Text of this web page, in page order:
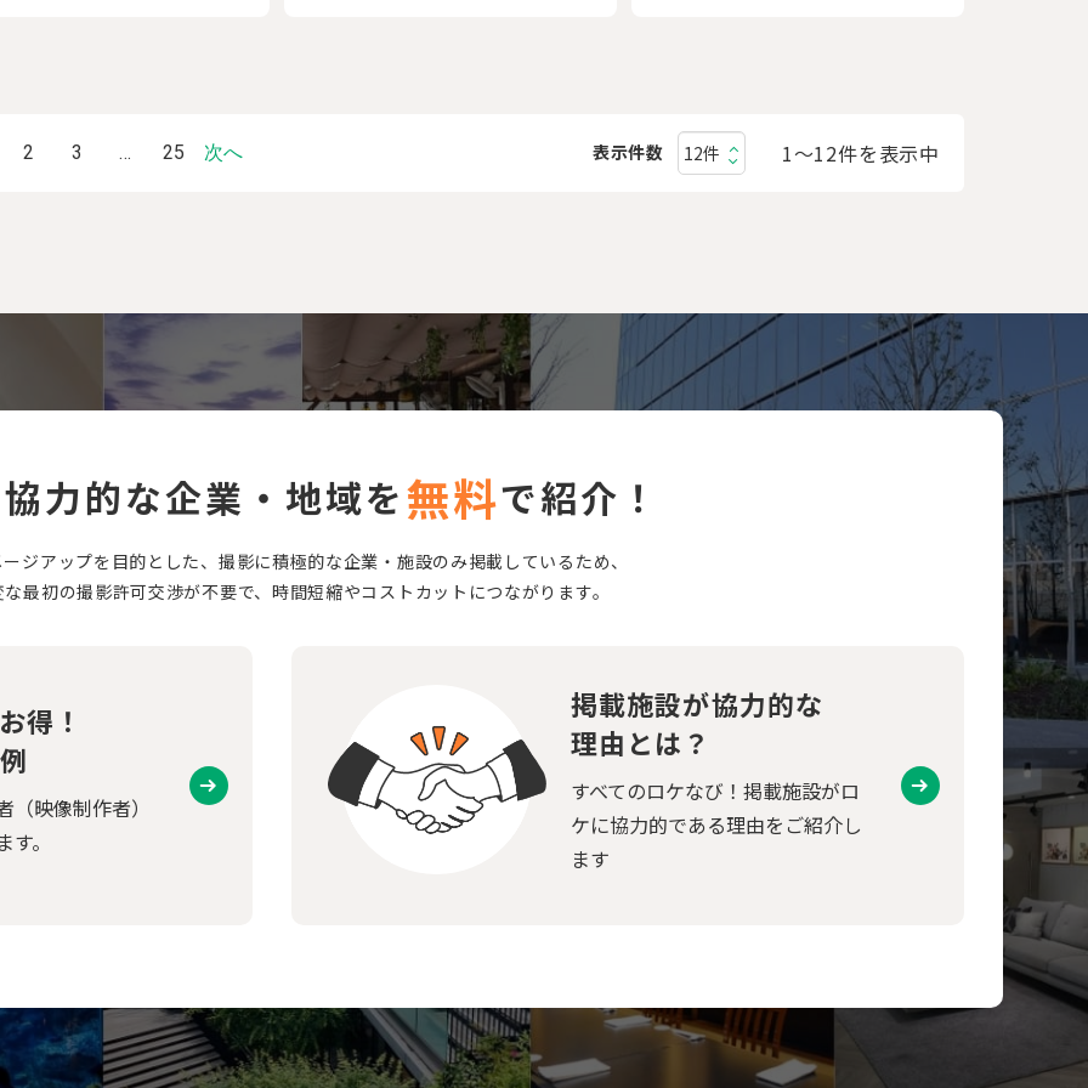
2 3 … 25 次へ 表示件数 1〜12件を表示中
力的な企業・地域を無料で紹介！
ジアップを目的とした、撮影に積極的な企業・施設のみ掲載しているため、
最初の撮影許可交渉が不要で、時間短縮やコストカットにつながります。
得！
映像制作者）
。
掲載施設が協力的な
理由とは？
すべてのロケなび！掲載施設がロ
ケに協力的である理由をご紹介し
ます